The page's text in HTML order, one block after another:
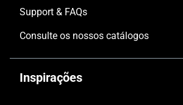
Support & FAQs
Consulte os nossos catálogos
Inspirações